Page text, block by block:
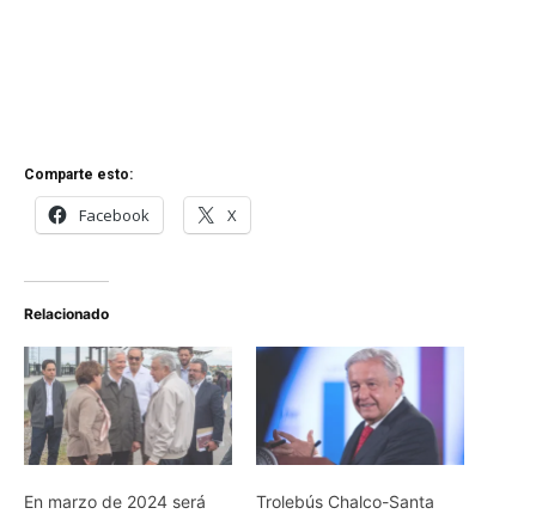
Comparte esto:
Facebook X
Relacionado
En marzo de 2024 será
Trolebús Chalco-Santa